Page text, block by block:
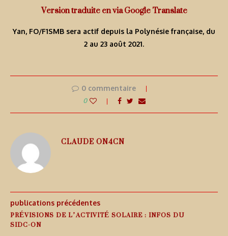
Version traduite en via Google Translate
Yan, FO/F1SMB sera actif depuis la Polynésie française, du
2 au 23 août 2021.
0 commentaire
0
CLAUDE ON4CN
publications précédentes
PRÉVISIONS DE L’ACTIVITÉ SOLAIRE : INFOS DU
SIDC-ON